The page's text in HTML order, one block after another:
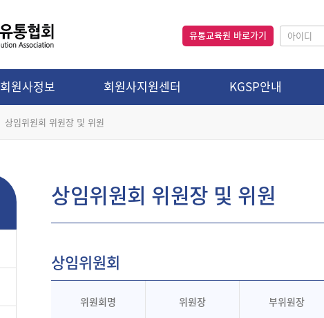
유통교육원 바로가기
회원사정보 회원사지원센터 KGSP안내
상임위원회 위원장 및 위원
상임위원회 위원장 및 위원
상임위원회
위원회명 위원장 부위원장